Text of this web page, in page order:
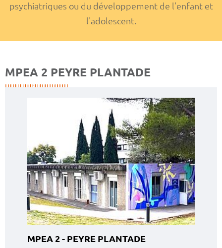
psychiatriques ou du développement de l'enfant et
l'adolescent.
MPEA 2 PEYRE PLANTADE
MPEA 2 - PEYRE PLANTADE